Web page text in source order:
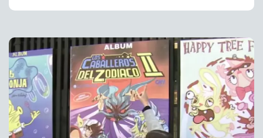
ÁREA DE PROYECTOS